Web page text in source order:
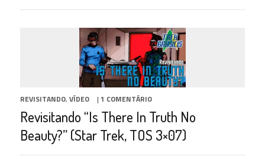
REVISITANDO, VÍDEO | 1 COMENTÁRIO
Revisitando “Is There In Truth No
Beauty?” (Star Trek, TOS 3×07)